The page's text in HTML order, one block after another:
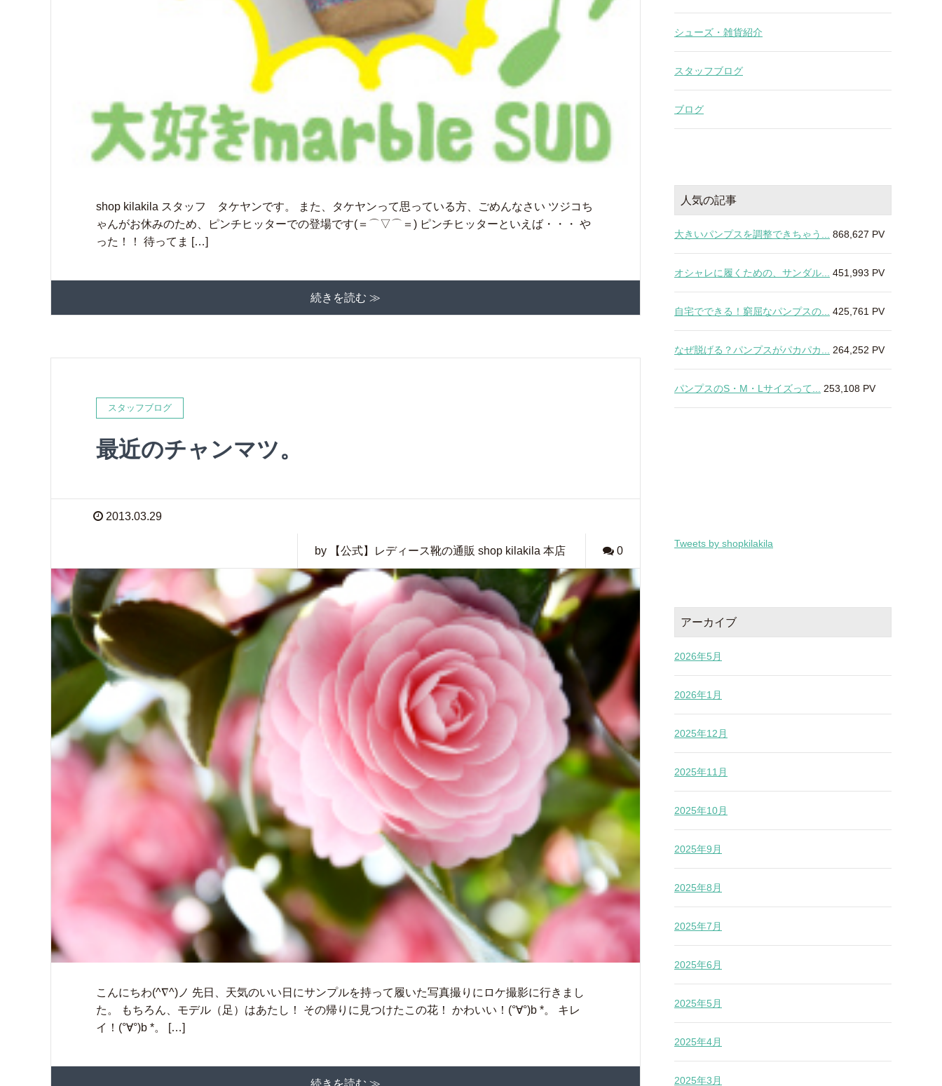
shop kilakila スタッフ タケヤンです。 また、タケヤンって思っている方、ごめんなさい ツジコち
ゃんがお休みのため、ピンチヒッターでの登場です(＝⌒▽⌒＝) ピンチヒッターといえば・・・ や
った！！ 待ってま […]
続きを読む ≫
スタッフブログ
最近のチャンマツ。
2013.03.29
by 【公式】レディース靴の通販 shop kilakila 本店 0
こんにちわ(^∇^)ノ 先日、天気のいい日にサンプルを持って履いた写真撮りにロケ撮影に行きまし
た。 もちろん、モデル（足）はあたし！ その帰りに見つけたこの花！ かわいい！(°∀°)b *。 キレ
イ！(°∀°)b *。 […]
続きを読む ≫
シューズ・雑貨紹介
スタッフブログ
ブログ
人気の記事
大きいパンプスを調整できちゃう... 868,627 PV
オシャレに履くための、サンダル... 451,993 PV
自宅でできる！窮屈なパンプスの... 425,761 PV
なぜ脱げる？パンプスがパカパカ... 264,252 PV
パンプスのS・M・Lサイズって... 253,108 PV
Tweets by shopkilakila
アーカイブ
2026年5月
2026年1月
2025年12月
2025年11月
2025年10月
2025年9月
2025年8月
2025年7月
2025年6月
2025年5月
2025年4月
2025年3月